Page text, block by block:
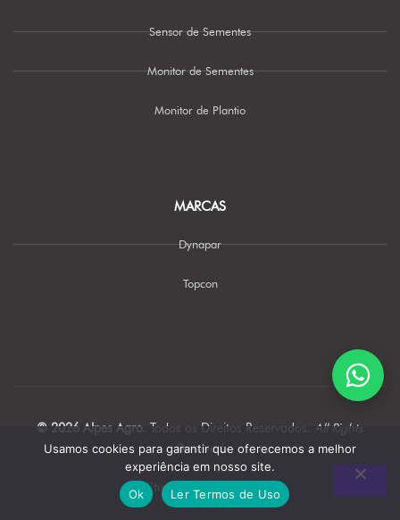
Sensor de Sementes
Monitor de Sementes
Monitor de Plantio
MARCAS
Dynapar
Topcon
© 2026 Alpes Agro . Todos os Direitos Reservados.
All Rights
Reserved.
Política de Privacidade
Usamos cookies para garantir que oferecemos a melhor
experiência em nosso site.
Ok
Ler Termos de Uso